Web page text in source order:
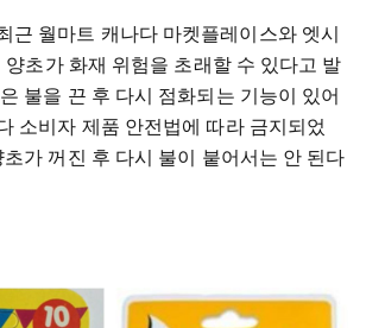
근 월마트 캐나다 마켓플레이스와 엣시
양초가 화재 위험을 초래할 수 있다고 발
불을 끈 후 다시 점화되는 기능이 있어
소비자 제품 안전법에 따라 금지되었
가 꺼진 후 다시 불이 붙어서는 안 된다